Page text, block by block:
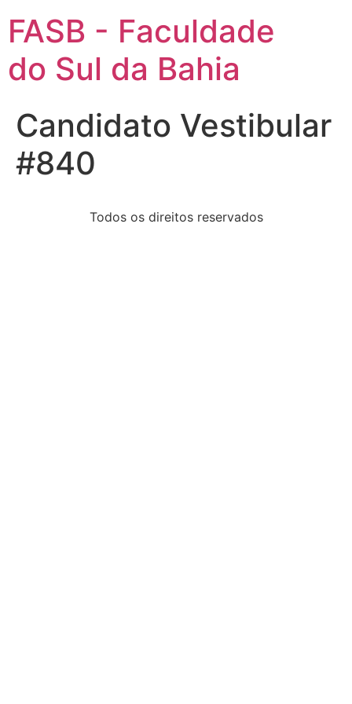
FASB - Faculdade
do Sul da Bahia
Candidato Vestibular
#840
Todos os direitos reservados